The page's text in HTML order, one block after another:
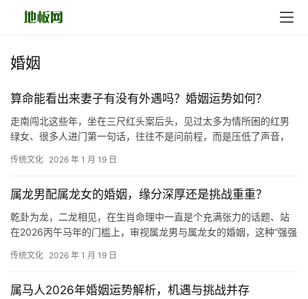
婚姻
算命能看出来妻子有没有外遇吗？婚姻运势如何？
走南闯北这些年，坐在三尺红头案后头，见过太多为情所困的红男
绿女、很多人进门第一句话，往往不是问前程，而是压低了声音，
传统文化 2026 年 1 月 19 日
属龙男配属龙女的婚姻，缘分深厚还是挑战重重？
乾卦为龙，二龙相见，在生肖命理中一直是个充满张力的话题、站
在2026丙午马年的门槛上，审视属龙男与属龙女的婚姻，这种“强强
传统文化 2026 年 1 月 19 日
属马人2026年婚姻运势解析，机遇与挑战并存